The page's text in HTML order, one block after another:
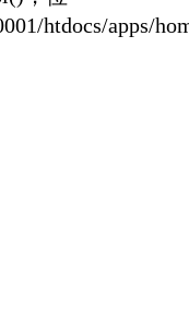
htdocs/apps/